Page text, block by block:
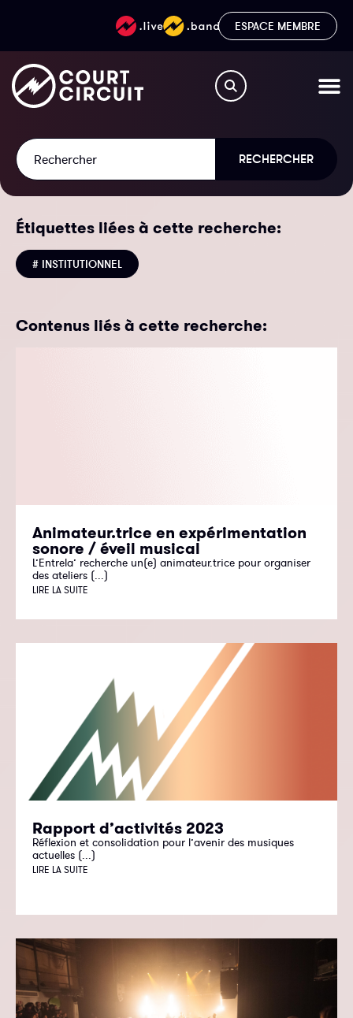
ESPACE MEMBRE
RECHERCHER
Étiquettes liées à cette recherche:
# INSTITUTIONNEL
Contenus liés à cette recherche:
Animateur.trice en expérimentation
sonore / éveil musical
L’Entrela’ recherche un(e) animateur.trice pour organiser
des ateliers (...)
LIRE LA SUITE
Rapport d’activités 2023
Réflexion et consolidation pour l’avenir des musiques
actuelles (...)
LIRE LA SUITE